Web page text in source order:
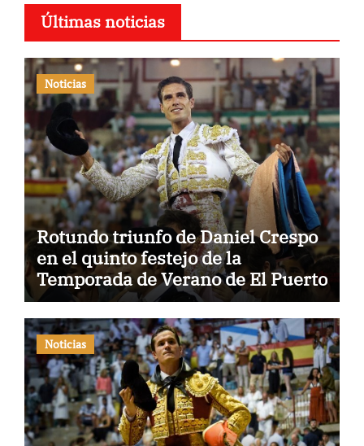
Últimas noticias
Noticias
Rotundo triunfo de Daniel Crespo
en el quinto festejo de la
Temporada de Verano de El Puerto
Noticias